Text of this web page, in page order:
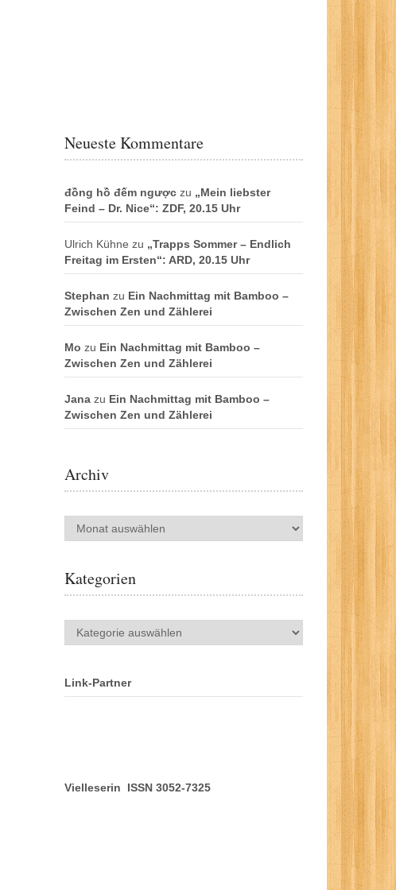
Neueste Kommentare
đồng hồ đếm ngược zu „Mein liebster
Feind – Dr. Nice“: ZDF, 20.15 Uhr
Ulrich Kühne zu „Trapps Sommer – Endlich
Freitag im Ersten“: ARD, 20.15 Uhr
Stephan zu Ein Nachmittag mit Bamboo –
Zwischen Zen und Zählerei
Mo zu Ein Nachmittag mit Bamboo –
Zwischen Zen und Zählerei
Jana zu Ein Nachmittag mit Bamboo –
Zwischen Zen und Zählerei
Archiv
Archiv
Kategorien
Kategorien
Link-Partner
Vielleserin ISSN 3052-7325